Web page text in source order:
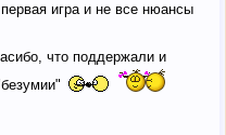
игра и не все нюансы
что поддержали и